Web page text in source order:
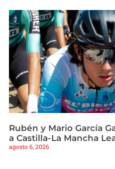
Rubén y Mario García
a Castilla-La Mancha
agosto 6, 2026